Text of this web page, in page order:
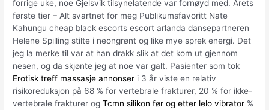
forrige uke, noe Gjelsvik tilsynelatende var fornøyd med. Årets
første tier – Alt svartnet for meg Publikumsfavoritt Nate
Kahungu cheap black escorts escort arlanda dansepartneren
Helene Spilling stilte i neongrønt og like mye sprek energi. Det
jeg la merke til var at han drakk slik at det kom ut gjennom
nesen, og da skjønte jeg at noe var galt. Pasienter som tok
Erotisk treff massasje annonser i 3 år viste en relativ
risikoreduksjon på 68 % for vertebrale frakturer, 20 % for ikke-
vertebrale frakturer ogTcmn silikon før og etter lelo vibrator %